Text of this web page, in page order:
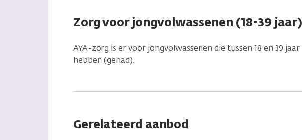
Zorg voor jongvolwassenen (18-39 jaar)
AYA-zorg is er voor jongvolwassenen die tussen 18 en 39
hebben (gehad).
Gerelateerd aanbod